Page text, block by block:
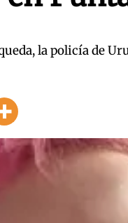
la policía de